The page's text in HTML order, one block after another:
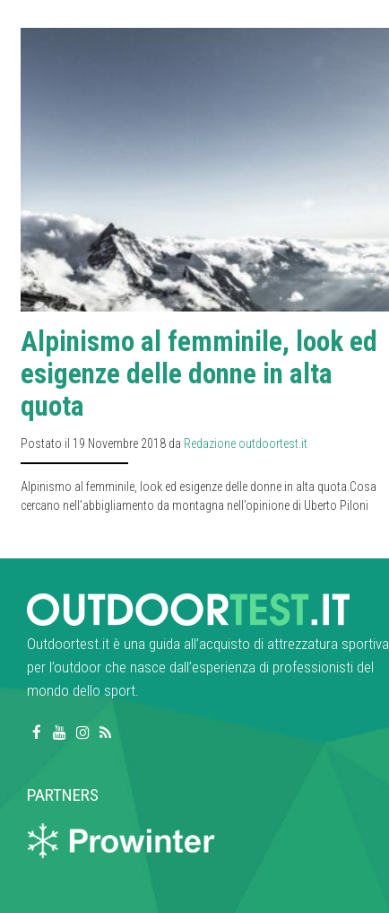
Alpinismo al femminile, look ed
esigenze delle donne in alta
quota
Postato il 19 Novembre 2018 da Redazione outdoortest.it
Alpinismo al femminile, look ed esigenze delle donne in alta quota.Cosa
cercano nell’abbigliamento da montagna nell’opinione di Uberto Piloni
Outdoortest.it è una guida all’acquisto di attrezzatura sportiva
per l’outdoor che nasce dall’esperienza di professionisti del
mondo dello sport.
PARTNERS